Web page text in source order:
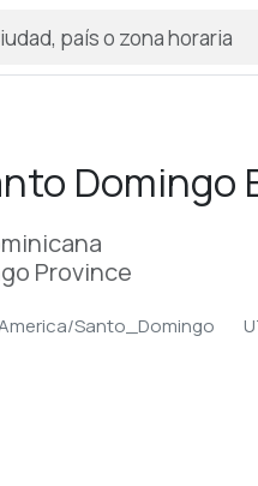
Domingo
Province
Santo_Domingo